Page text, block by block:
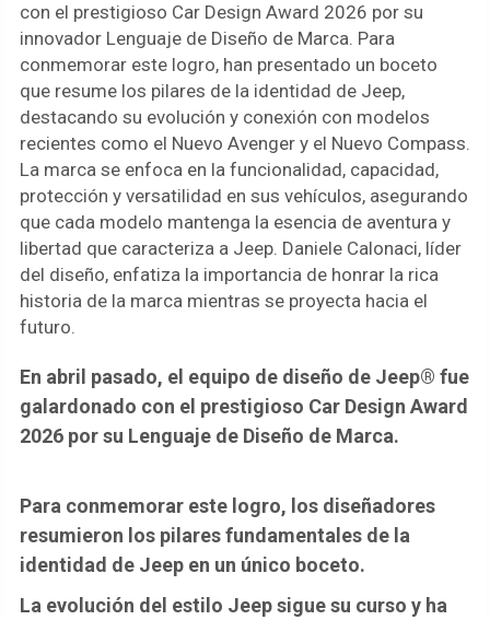
con el prestigioso Car Design Award 2026 por su
innovador Lenguaje de Diseño de Marca. Para
conmemorar este logro, han presentado un boceto
que resume los pilares de la identidad de Jeep,
destacando su evolución y conexión con modelos
recientes como el Nuevo Avenger y el Nuevo Compass.
La marca se enfoca en la funcionalidad, capacidad,
protección y versatilidad en sus vehículos, asegurando
que cada modelo mantenga la esencia de aventura y
libertad que caracteriza a Jeep. Daniele Calonaci, líder
del diseño, enfatiza la importancia de honrar la rica
historia de la marca mientras se proyecta hacia el
futuro.
En abril pasado, el equipo de diseño de Jeep® fue
galardonado con el prestigioso Car Design Award
2026 por su Lenguaje de Diseño de Marca.
Para conmemorar este logro, los diseñadores
resumieron los pilares fundamentales de la
identidad de Jeep en un único boceto.
La evolución del estilo Jeep sigue su curso y ha